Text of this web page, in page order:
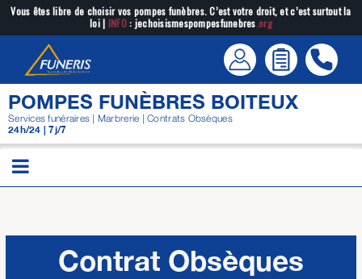
Passer
contenu
Vous êtes libre de choisir vos pompes funèbres. C’est votre droit, et c’est surtout la
loi | INFO: jechoisismespompesfunebres.org
POMPES FUNÈBRES BOITEUX
Services funéraires | Marbrerie | Contrats Obsèques
24h/24 | 7j/7
Contrat Obsèques